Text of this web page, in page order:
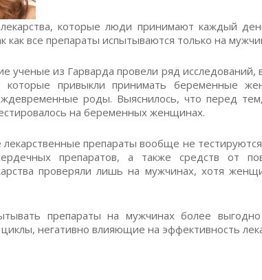
которые люди принимают каждый
все препараты испытываются только на
ученые из Гарварда провели ряд исследований,
которые привыкли принимать беременные
роды. Выяснилось, что перед
на беременных женщинах.
препараты вообще не
препаратов, а также средств от
проверяли лишь на мужчинах, хотя
препараты на мужчинах более
негативно влияющие на эффективность